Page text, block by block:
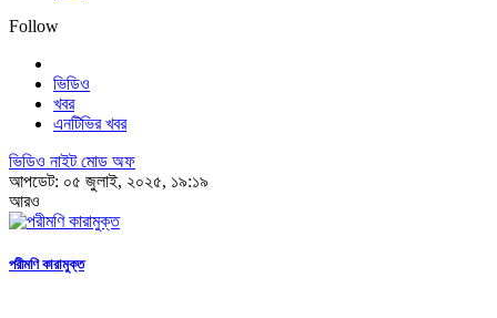
Follow
ভিডিও
খবর
এনটিভির খবর
ভিডিও নাইট মোড অফ
আপডেট: ০৫ জুলাই, ২০২৫, ১৯:১৯
আরও
পরীমণি কারামুক্ত